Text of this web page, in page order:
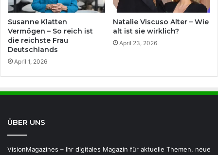
Susanne Klatten
Vermögen – So reich ist
die reichste Frau
Deutschlands
April 1, 2026
Natalie Viscuso Alter – Wie
alt ist sie wirklich?
April 23, 2026
ÜBER UNS
VisionMagazines – Ihr digitales Magazin für aktuelle Themen, neue